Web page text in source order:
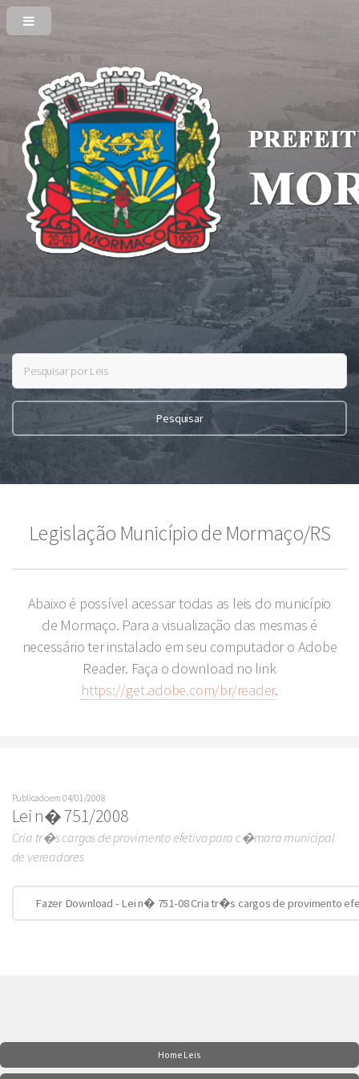
Legislação Município de Mormaço/RS
Abaixo é possível acessar todas as leis do município
de Mormaço. Para a visualização das mesmas é
necessário ter instalado em seu computador o Adobe
Reader. Faça o download no link
https://get.adobe.com/br/reader.
Publicado em 04/01/2008
Lei n� 751/2008
Cria tr�s cargos de provimento efetivo para c�mara municipal
de vereadores
Fazer Download - Lei n� 751-08 Cria tr�s cargos de provimento
Home Leis